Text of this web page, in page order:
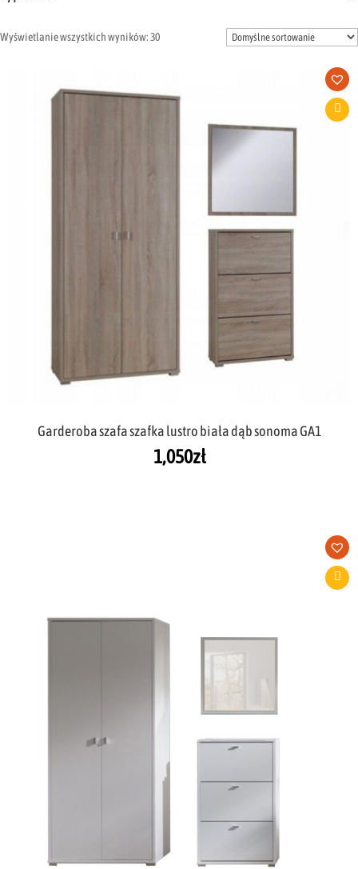
Wyświetlanie wszystkich wyników: 30
Garderoba szafa szafka lustro biała dąb sonoma GA1
1,050zł